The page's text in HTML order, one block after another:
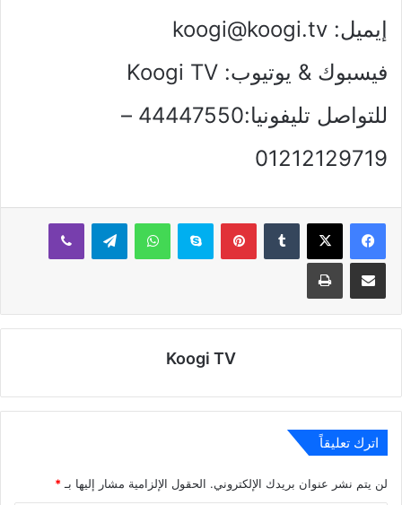
إيميل: koogi@koogi.tv
فيسبوك & يوتيوب: Koogi TV
للتواصل تليفونيا:44447550 –
01212129719
بينتيريستسكايب واتساب تيلقرام ڤايبر
مشاركة عبر البريد طباعة
Koogi TV
اترك تعليقاً
لن يتم نشر عنوان بريدك الإلكتروني. الحقول الإلزامية مشار إليها بـ *